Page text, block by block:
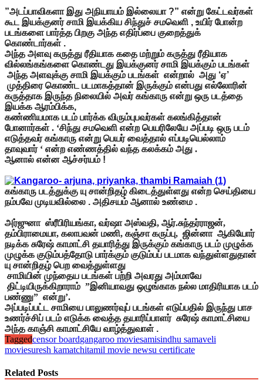
”அடப்பாவிகளா இது அநியாயம் இல்லையா ?” என்று கேட்டவர்கள்
கூட இயக்குனர் சாமி இயக்கிய சிந்துச் சமவெளி , உயிர் போன்ற
படங்களை பார்த்த பிறகு அந்த எதிர்ப்பை குறைத்துக்
கொண்டார்கள் .
அந்த அளவு கருத்து ரீதியாக கதை மற்றும் கருத்து ரீதியாக
வில்லங்கங்களை கொண்டது இயக்குனர் சாமி இயக்கும் படங்கள்
அந்த அளவுக்கு சாமி இயக்கும் படங்கள் என்றால் அது ‘ஏ’
முத்திரை கொண்ட படமாகத்தான் இருக்கும் என்பது எல்லோரின்
கருத்தாக இருந்த நிலையில் அவர் கங்காரு என்று ஒரு படத்தை
இயக்க ஆரம்பிக்க,
கண்ணியமாக படம் பார்க்க விரும்புபவர்கள் கலங்கித்தான்
போனார்கள் . ‘சிந்து சமவெளி என்ற பெயரிலேயே அப்படி ஒரு படம்
எடுத்தவர் கங்காரு என்று பெயர் வைத்தால் எப்படியெல்லாம்
தாவுவார் ‘ என்ற எண்ணத்தில் வந்த கலக்கம் அது .
ஆனால் என்ன ஆச்சர்யம் !
கங்காரு படத்துக்கு யு சான்றிதழ் கிடைத்துள்ளது என்ற செய்தியை
நம்பவே முடியவில்லை . அதிசயம் ஆனால் உண்மை .
அர்ஜுனா ஸ்ரீபிரியங்கா, வர்ஷா அஸ்வதி, ஆர்.சுந்தர்ராஜன்,
தம்பிராமையா, கலாபவன் மணி, கஞ்சா கருப்பு, ஜின்னா ஆகியோர்
நடிக்க சுரேஷ் காமாட்சி தயாரித்து இருக்கும் கங்காரு படம் முழுக்க
முழுக்க குடும்பத்தோடு பார்க்கும் குடும்பப் படமாக வந்துள்ளதுதான்
யு சான்றிதழ் பெற வைத்துள்ளது
சாமியின் முந்தைய படங்கள் பற்றி அவரது அம்மாவே
திட்டியிருக்கிறாராம் ”இனியாவது ஒழுங்காக நல்ல மாதிரியாக படம்
பண்ணு” என்று’.
அப்படிப்பட்ட சாமியை பாலுணர்வுப் படங்கள் எடுப்பதில் இருந்து பாச
உணர்ச்சிப் படம் எடுக்க வைத்த தயாரிப்பாளர் சுரேஷ் காமாட்சியை
அந்த காஞ்சி காமாட்சியே வாழ்த்துவாள் .
Taggedcensor boardgangaroo moviesamisindhu samaveli
moviesuresh kamatchitamil movie newsu certificate
Related Posts